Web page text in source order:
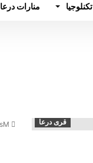
تكنلوجيا منارات درعا
قرى درعا